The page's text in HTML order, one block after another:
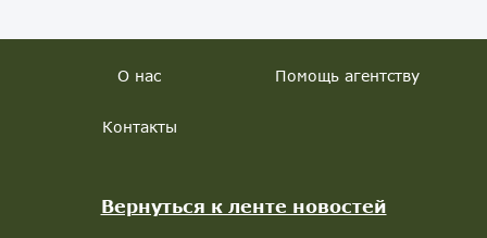
О нас Помощь агентству
Контакты
Вернуться к ленте новостей